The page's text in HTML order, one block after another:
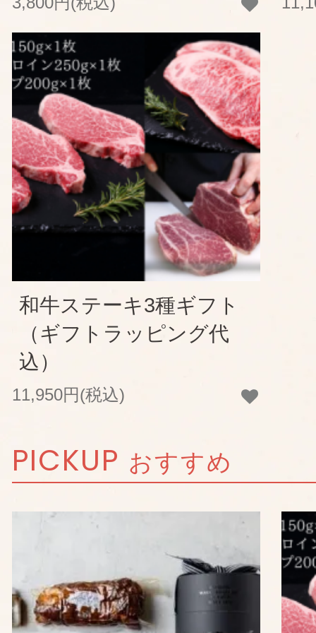
和牛ステーキ3種ギフト
（ギフトラッピング代
込）
11,950円(税込)
PICKUP おすすめ